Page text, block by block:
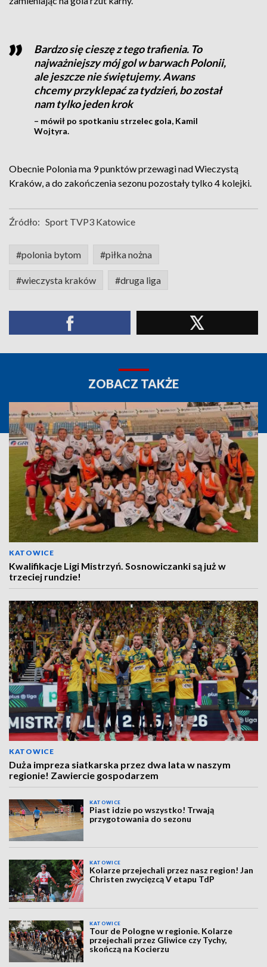
Bardzo się cieszę z tego trafienia. To
najważniejszy mój gol w barwach Polonii,
ale jeszcze nie świętujemy. Awans
chcemy przyklepać za tydzień, bo został
nam tylko jeden krok
– mówił po spotkaniu strzelec gola, Kamil
Wojtyra.
Obecnie Polonia ma 9 punktów przewagi nad Wieczystą
Kraków, a do zakończenia sezonu pozostały tylko 4 kolejki.
Źródło: Sport TVP3 Katowice
#polonia bytom #piłka nożna
#wieczysta kraków #druga liga
ZOBACZ TAKŻE
KATOWICE
Kwalifikacje Ligi Mistrzyń. Sosnowiczanki są już w
trzeciej rundzie!
KATOWICE
Duża impreza siatkarska przez dwa lata w naszym
regionie! Zawiercie gospodarzem
KATOWICE
Piast idzie po wszystko! Trwają
przygotowania do sezonu
KATOWICE
Kolarze przejechali przez nasz region! Jan
Christen zwycięzcą V etapu TdP
KATOWICE
Tour de Pologne w regionie. Kolarze
przejechali przez Gliwice czy Tychy,
skończą na Kocierzu